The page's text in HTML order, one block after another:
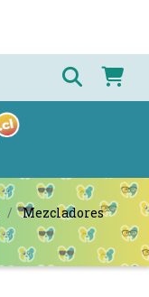
Mezcladores